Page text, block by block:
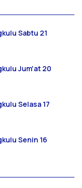
Sabtu 21
Jum'at 20
Selasa 17
Senin 16